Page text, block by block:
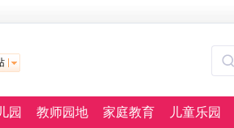
园 教师园地 家庭教育 儿童乐园